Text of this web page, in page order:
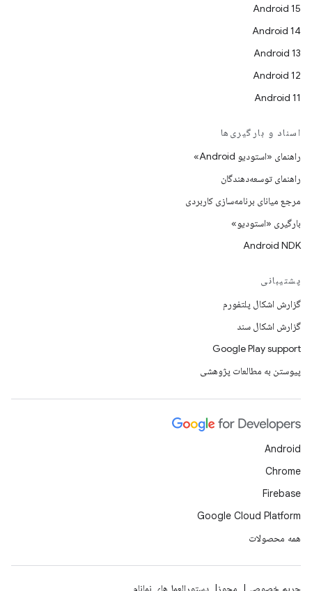
Android 15
Android 14
Android 13
Android 12
Android 11
اسناد و بارگیری‌ها
راهنمای «استودیو Android»
راهنمای توسعه‌دهندگان
مرجع میانای برنامه‌سازی کاربردی
بارگیری «استودیو»
Android NDK
پشتیبانی
گزارش اشکال پلتفورم
گزارش اشکال سند
Google Play support
پیوستن به مطالعات پژوهشی
Android
Chrome
Firebase
Google Cloud Platform
همه محصولات